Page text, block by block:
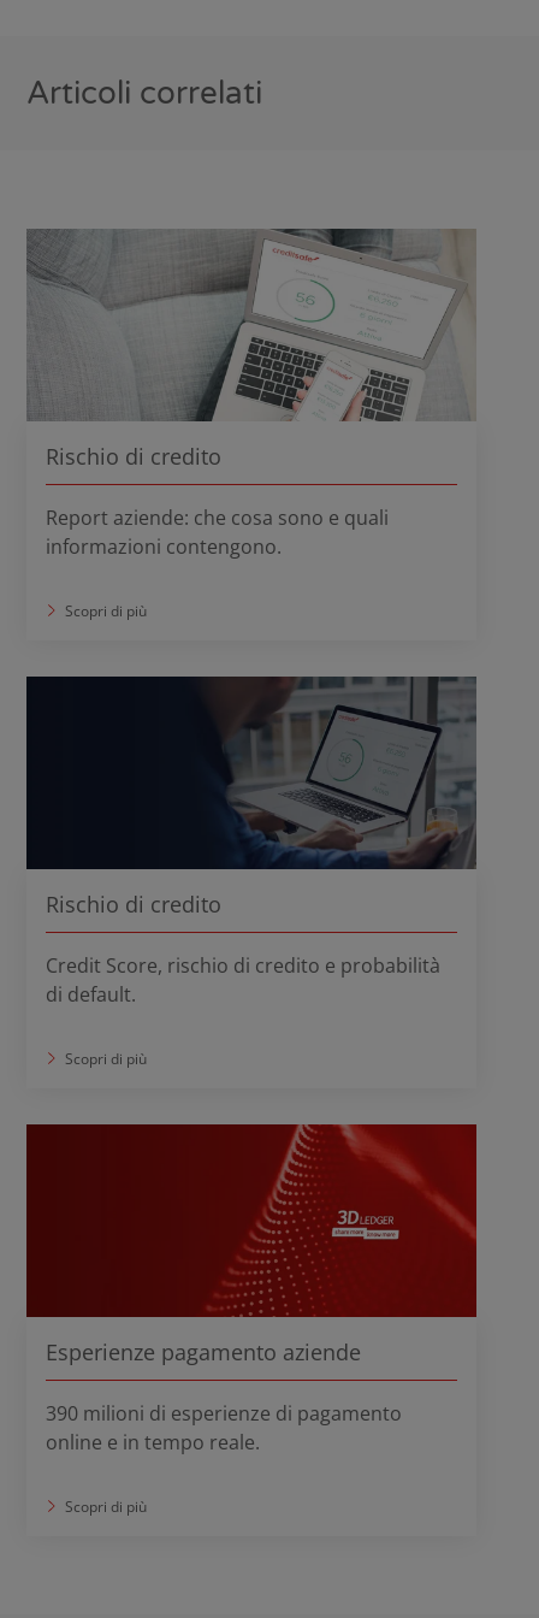
Articoli correlati
Rischio di credito
Report aziende: che cosa sono e quali
informazioni contengono.
Scopri di più
Rischio di credito
Credit Score, rischio di credito e probabilità
di default.
Scopri di più
Esperienze pagamento aziende
390 milioni di esperienze di pagamento
online e in tempo reale.
Scopri di più